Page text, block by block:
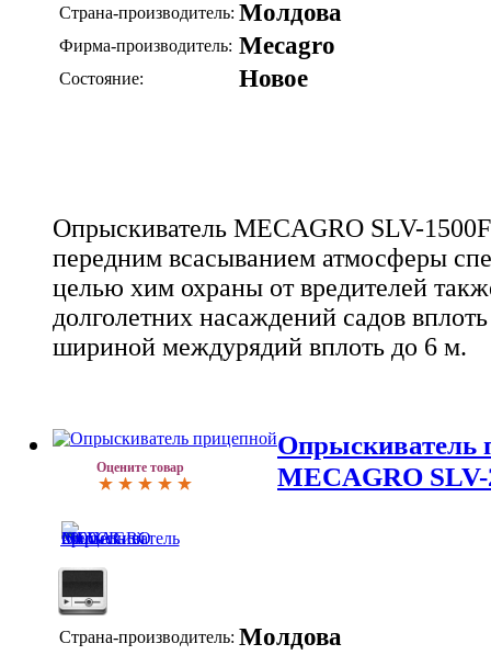
Страна-производитель: Молдова
Фирма-производитель: Mecagro
Состояние: Новое
Опрыскиватель MECAGRO SLV-
передним всасыванием атмосферы
целью хим охраны от вредителей
долголетних насаждений садов
шириной междурядий вплоть до 6 м.
Оцените товар
Опрыскиватель
MECAGRO
Страна-производитель: Молдова